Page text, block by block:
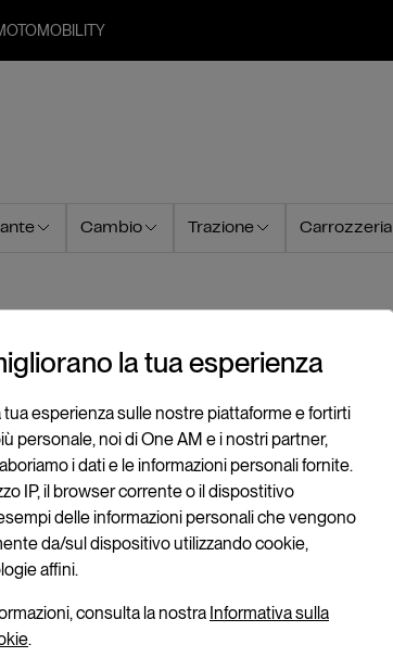
MOBILITY
Cambio Trazione Carrozzeria
la tua esperienza
tua esperienza sulle nostre piattaforme e fortirti
personale, noi di One AM e i nostri partner,
i dati e le informazioni personali fornite.
IP, il browser corrente o il dispostitivo
delle informazioni personali che vengono
da/sul dispositivo utilizzando cookie,
affini.
consulta la nostra Informativa sulla
.